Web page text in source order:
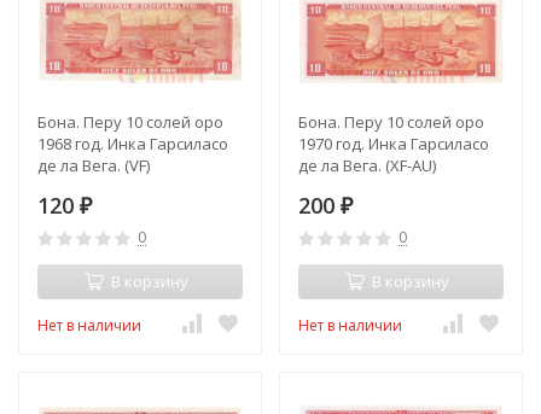
Бона. Перу 10 солей оро
1968 год. Инка Гарсиласо
де ла Вега. (VF)
120 ₽
0
В корзину
Нет в наличии
Бона. Перу 10 солей оро
1970 год. Инка Гарсиласо
де ла Вега. (XF-AU)
200 ₽
0
В корзину
Нет в наличии